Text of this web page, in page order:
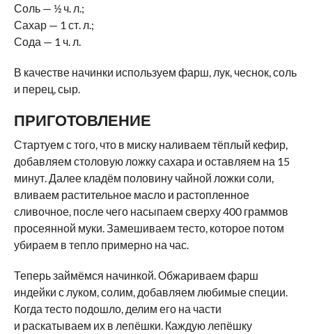
Соль — ½ ч. л.;
Сахар — 1 ст. л.;
Сода — 1 ч. л.
В качестве начинки используем фарш, лук, чеснок, соль
и перец, сыр.
ПРИГОТОВЛЕНИЕ
Стартуем с того, что в миску наливаем тёплый кефир,
добавляем столовую ложку сахара и оставляем на 15
минут. Далее кладём половину чайной ложки соли,
вливаем растительное масло и растопленное
сливочное, после чего насыпаем сверху 400 граммов
просеянной муки. Замешиваем тесто, которое потом
убираем в тепло примерно на час.
Теперь займёмся начинкой. Обжариваем фарш
индейки с луком, солим, добавляем любимые специи.
Когда тесто подошло, делим его на части
и раскатываем их в лепёшки. Каждую лепёшку